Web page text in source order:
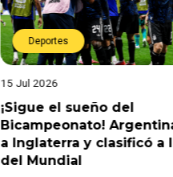
Deportes
15 Jul 2026
¡Sigue el sueño del
Bicampeonato!
a Inglaterra y clasificó a
del Mundial